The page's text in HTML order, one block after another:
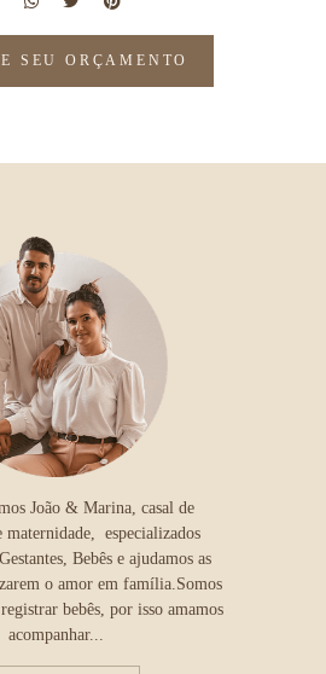
SEU ORÇAMENTO
João & Marina, casal de
maternidade, especializados
Bebês e ajudamos as
o amor em família.Somos
bebês, por isso amamos
acompanhar...